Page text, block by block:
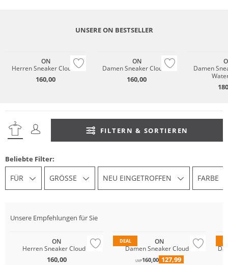
UNSERE ON BESTSELLER
ON
Herren Sneaker Cloud 6
160,00
ON
Damen Sneaker Cloud 6
160,00
Damen
FILTERN & SORTIEREN
Beliebte Filter:
FÜR GRÖSSE NEU EINGETROFFEN FARBE
Unsere Empfehlungen für Sie
ON
Herren Sneaker Cloud 6
160,00
DEAL
ON
Damen Sneaker Cloud 6
UVP160,00 127,99